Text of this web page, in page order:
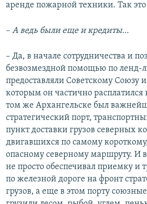
аренде пожарной техники. Так это
– А ведь были еще и кредиты…
– Да, в начале сотрудничества и
безвозмездной помощью по ленд-
предоставляли Советскому Союзу
которым он частично
том же Архангельске был
стратегический порт,
пункт доставки грузов северных
двигавшихся по самому
опасному северному маршруту. И
не просто обеспечивал приемку и
по железной дороге на фронт
грузов, а еще в этом порту